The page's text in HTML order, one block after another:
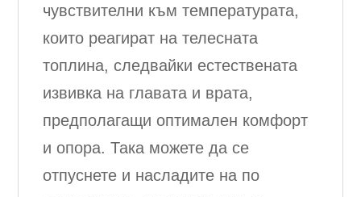
чувствителни към температурата,
които реагират на телесната
топлина, следвайки естествената
извивка на главата и врата,
предполагащи оптимален комфорт
и опора. Така можете да се
отпуснете и насладите на по